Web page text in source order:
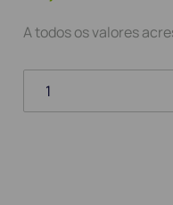
A todos os valores
1